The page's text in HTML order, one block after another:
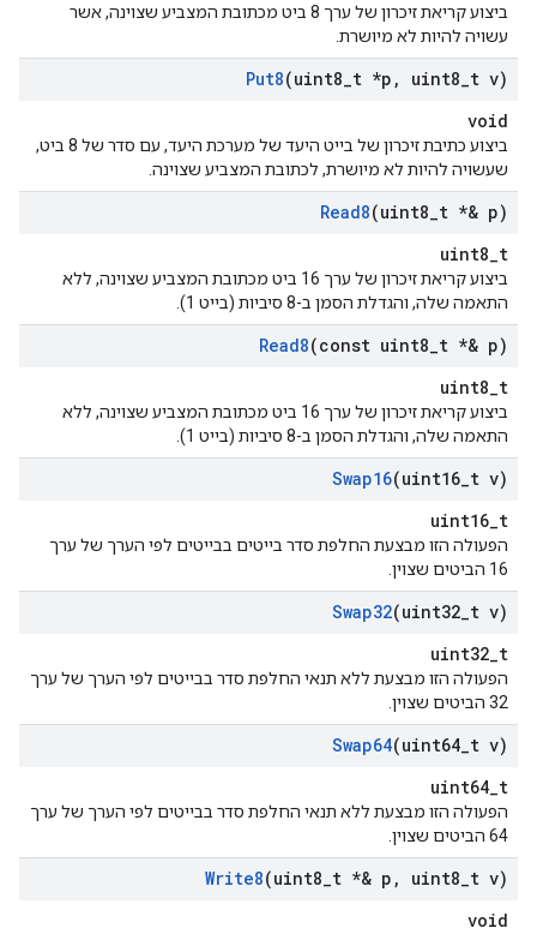
ביצוע קריאת זיכרון של ערך 8 ביט מכתובת המצביע שצוינה, אשר
עשויה להיות לא מיושרת.
Put8(uint8 t *p , uint8 t v)
void
ביצוע כתיבת זיכרון של בייט היעד של מערכת היעד, עם סדר של 8 ביט,
שעשויה להיות לא מיושרת, לכתובת המצביע שצוינה.
Read8(uint8 t *& p)
uint8_t
ביצוע קריאת זיכרון של ערך 16 ביט מכתובת המצביע שצוינה, ללא
התאמה שלה, והגדלת הסמן ב-8 סיביות (בייט 1).
Read8(const uint8 t *& p)
uint8_t
ביצוע קריאת זיכרון של ערך 16 ביט מכתובת המצביע שצוינה, ללא
התאמה שלה, והגדלת הסמן ב-8 סיביות (בייט 1).
Swap16(uint16 t v)
uint16_t
הפעולה הזו מבצעת החלפת סדר בייטים בבייטים לפי הערך של ערך
16 הביטים שצוין.
Swap32(uint32 t v)
uint32_t
הפעולה הזו מבצעת ללא תנאי החלפת סדר בבייטים לפי הערך של ערך
32 הביטים שצוין.
Swap64(uint64 t v)
uint64_t
הפעולה הזו מבצעת ללא תנאי החלפת סדר בבייטים לפי הערך של ערך
64 הביטים שצוין.
Write8(uint8 t *& p , uint8 t v)
void